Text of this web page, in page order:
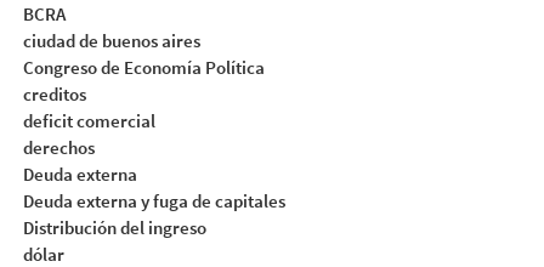
BCRA
ciudad de buenos aires
Congreso de Economía Política
creditos
deficit comercial
derechos
Deuda externa
Deuda externa y fuga de capitales
Distribución del ingreso
dólar